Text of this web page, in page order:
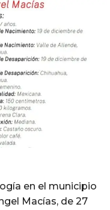
en el municipio
Macías, de 27